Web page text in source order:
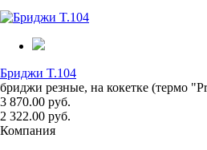
Бриджи T.104
бриджи резные, на кокетке (термо
3 870.00 руб.
2 322.00 руб.
Компания